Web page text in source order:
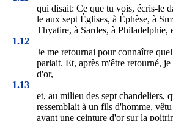
qui disait: Ce que tu vois, écris-le
le aux sept Églises, à Éphèse, à
Thyatire, à Sardes, à Philadelphie,
1.12
Je me retournai pour connaître
parlait. Et, après m'être retourné,
d'or,
1.13
et, au milieu des sept chandeliers,
ressemblait à un fils d'homme,
ayant une ceinture d'or sur la